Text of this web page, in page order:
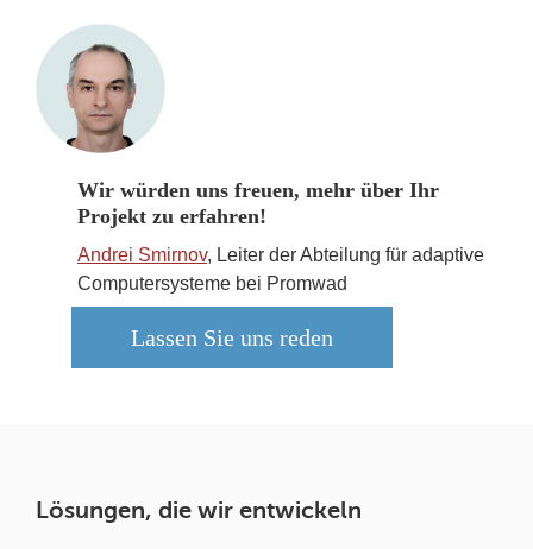
Wir würden uns freuen, mehr über Ihr
Projekt zu erfahren!
Andrei Smirnov, Leiter der Abteilung für adaptive
Computersysteme bei Promwad
Lassen Sie uns reden
Lösungen, die wir entwickeln